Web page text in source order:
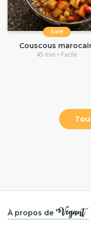
Salé
Couscous
45 min • Facile
À propos de